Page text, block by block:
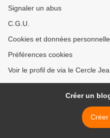
Signaler un abus
C.G.U.
Cookies et données
Préférences cookies
Voir le profil de via le Cercle
Créer un
Créer